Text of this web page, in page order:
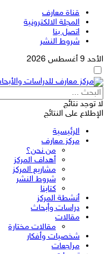
قناة معارف
المجلة الالكترونية
اتصل بنا
شروط النشر
الأحد 9 أغسطس 2026
لا توجد نتائج
الإطلاع على النتائج
الرئيسية
مركز معارف
من نحن؟
أهداف المركز
مشاريع المركز
شروط النشر
كتابنا
أنشطة المركز
دراسات وأبحاث
مقالات
مقالات مختارة
شخصيات وأفكار
مراجعات